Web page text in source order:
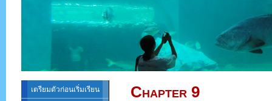
เตรียมตัวก่อนเริ่มเรียน
Chapter 9